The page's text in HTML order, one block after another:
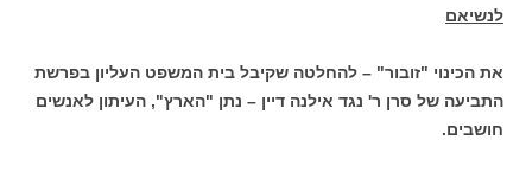
לנשיאם
את הכינוי "זובור" – להחלטה שקיבל בית המשפט העליון בפרשת
התביעה של סרן ר' נגד אילנה דיין – נתן "הארץ", העיתון לאנשים
חושבים.